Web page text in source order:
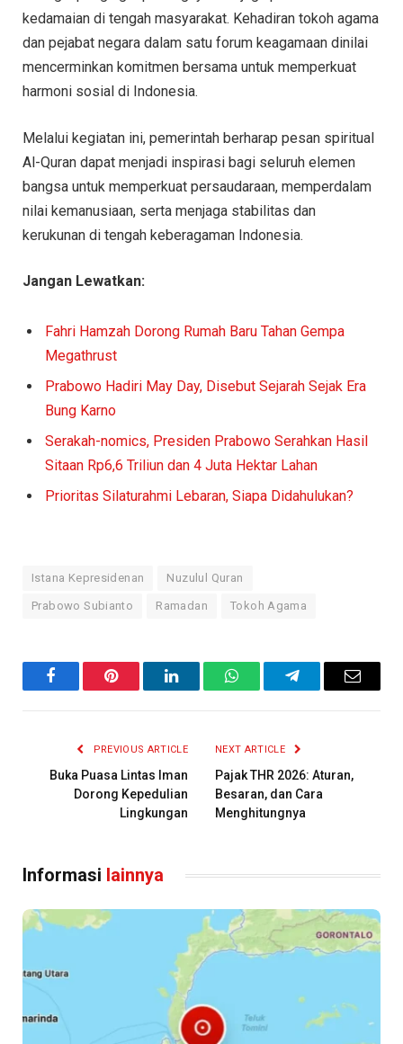
kedamaian di tengah masyarakat. Kehadiran tokoh agama
dan pejabat negara dalam satu forum keagamaan dinilai
mencerminkan komitmen bersama untuk memperkuat
harmoni sosial di Indonesia.
Melalui kegiatan ini, pemerintah berharap pesan spiritual
Al-Quran dapat menjadi inspirasi bagi seluruh elemen
bangsa untuk memperkuat persaudaraan, memperdalam
nilai kemanusiaan, serta menjaga stabilitas dan
kerukunan di tengah keberagaman Indonesia.
Jangan Lewatkan:
Fahri Hamzah Dorong Rumah Baru Tahan Gempa
Megathrust
Prabowo Hadiri May Day, Disebut Sejarah Sejak Era
Bung Karno
Serakah-nomics, Presiden Prabowo Serahkan Hasil
Sitaan Rp6,6 Triliun dan 4 Juta Hektar Lahan
Prioritas Silaturahmi Lebaran, Siapa Didahulukan?
Istana Kepresidenan Nuzulul Quran
Prabowo Subianto Ramadan Tokoh Agama
FacebookPinterest LinkedInWhatsAppTelegramEmail
PREVIOUS ARTICLE
Buka Puasa Lintas Iman
Dorong Kepedulian
Lingkungan
NEXT ARTICLE
Pajak THR 2026: Aturan,
Besaran, dan Cara
Menghitungnya
Informasi lainnya